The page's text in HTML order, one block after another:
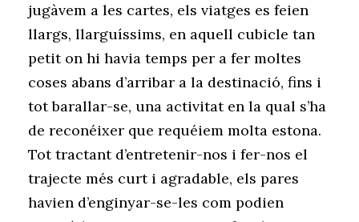
jugàvem a les cartes, els viatges es feien
llargs, llarguíssims, en aquell cubicle tan
petit on hi havia temps per a fer moltes
coses abans d’arribar a la destinació, fins i
tot barallar-se, una activitat en la qual s’ha
de reconéixer que requéiem molta estona.
Tot tractant d’entretenir-nos i fer-nos el
trajecte més curt i agradable, els pares
havien d’enginyar-se-les com podien